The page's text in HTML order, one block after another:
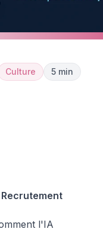
Culture 5 min
l'IA